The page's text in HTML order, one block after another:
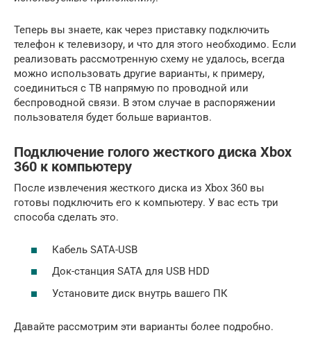
Теперь вы знаете, как через приставку подключить
телефон к телевизору, и что для этого необходимо. Если
реализовать рассмотренную схему не удалось, всегда
можно использовать другие варианты, к примеру,
соединиться с ТВ напрямую по проводной или
беспроводной связи. В этом случае в распоряжении
пользователя будет больше вариантов.
Подключение голого жесткого диска Xbox
360 к компьютеру
После извлечения жесткого диска из Xbox 360 вы
готовы подключить его к компьютеру. У вас есть три
способа сделать это.
Кабель SATA-USB
Док-станция SATA для USB HDD
Установите диск внутрь вашего ПК
Давайте рассмотрим эти варианты более подробно.